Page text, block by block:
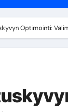
Välimuisti,
Optimointi: